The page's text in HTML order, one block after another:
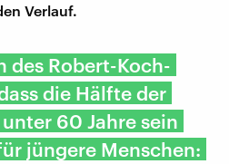
Verlauf.
des Robert-Koch-
die Hälfte der
60 Jahre sein
jüngere Menschen: